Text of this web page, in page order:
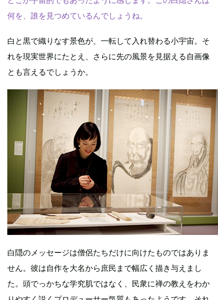
何を、誰を見つめているんでしょうね。
白と黒で織りなす景色が、一転して入れ替わる小宇宙。そ
れを現実世界にたとえ、さらに先の風景を見据える自画像
とも言えるでしょうか。
白隠のメッセージは僧侶たちだけに向けたものではありま
せん。彼は自作を大名から庶民まで幅広く描き与えまし
た。頭でっかちな学究肌ではなく、民衆に禅の教えをわか